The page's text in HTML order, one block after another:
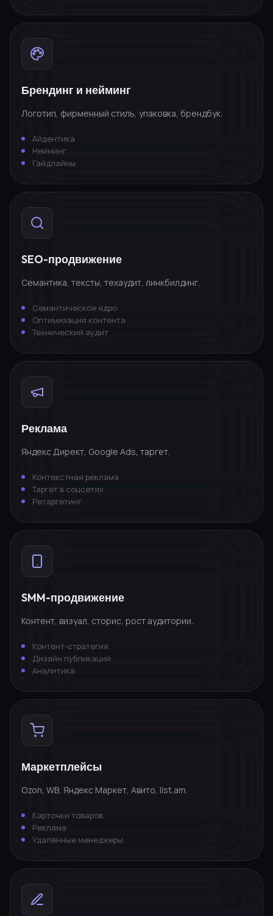
Брендинг и нейминг
Логотип, фирменный стиль, упаковка, брендбук.
Айдентика
Нейминг
Гайдлайны
SEO-продвижение
Семантика, тексты, техаудит, линкбилдинг.
Семантическое ядро
Оптимизация контента
Технический аудит
Реклама
Яндекс Директ, Google Ads, таргет.
Контекстная реклама
Таргет в соцсетях
Ретаргетинг
SMM-продвижение
Контент, визуал, сторис, рост аудитории.
Контент-стратегия
Дизайн публикаций
Аналитика
Маркетплейсы
Ozon, WB, Яндекс Маркет, Авито, list.am.
Карточки товаров
Реклама
Удалённые менеджеры